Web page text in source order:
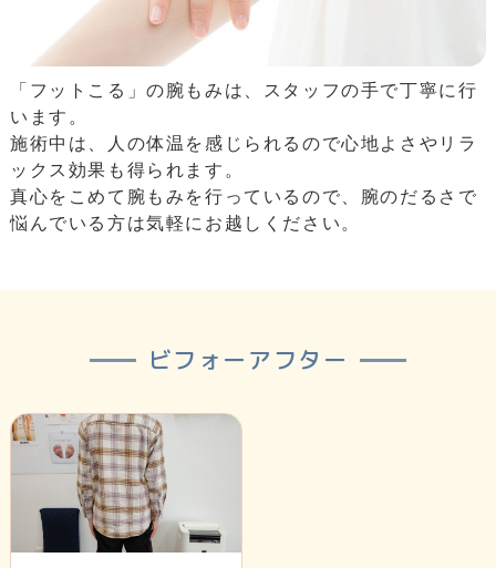
「フットこる」の腕もみは、スタッフの手で丁寧に行
います。
施術中は、人の体温を感じられるので心地よさやリラ
ックス効果も得られます。
真心をこめて腕もみを行っているので、腕のだるさで
悩んでいる方は気軽にお越しください。
ビフォーアフター